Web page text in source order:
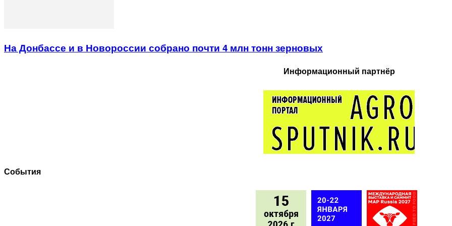
На Донбассе и в Новороссии собрано почти 4 млн тонн зерновых
Информационный партнёр
События